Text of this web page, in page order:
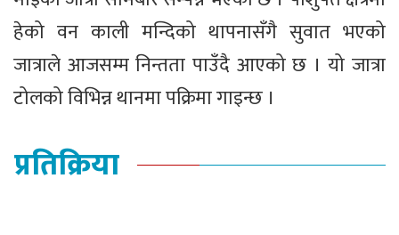
हेको वन काली मन्दिको थापनासँगै सुवात भएको
जात्राले आजसम्म निन्तता पाउँदै आएको छ । यो जात्रा
टोलको विभिन्न थानमा पक्रिमा गाइन्छ ।
प्रतिक्रिया